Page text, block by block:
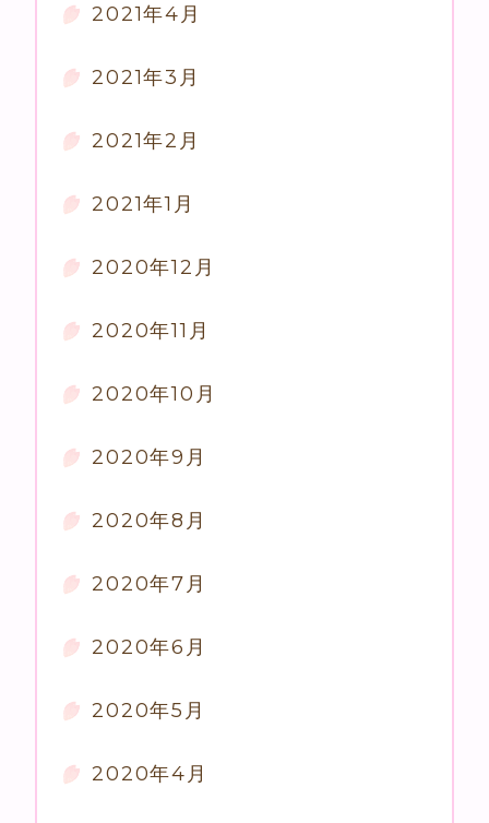
2021年4月
2021年3月
2021年2月
2021年1月
2020年12月
2020年11月
2020年10月
2020年9月
2020年8月
2020年7月
2020年6月
2020年5月
2020年4月